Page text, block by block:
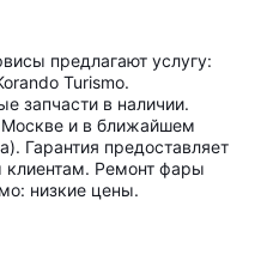
предлагают услугу:
Turismo.
запчасти в наличии.
Москве и в ближайшем
Гарантия предоставляет
клиентам. Ремонт фары
низкие цены.